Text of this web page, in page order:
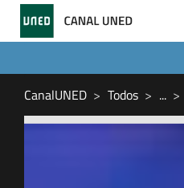
CanalUNED Todos ...